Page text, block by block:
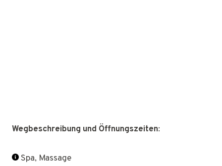
Wegbeschreibung und Öffnungszeiten:
Spa, Massage